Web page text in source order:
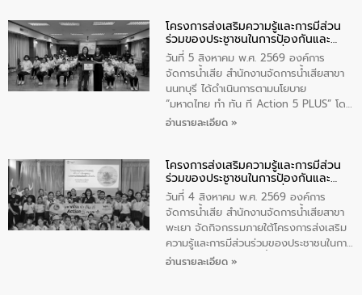
วัดสิงห์ จังหวัดชัยนาท โดยมีนายแสงชัย
สุขชื่น นายกเทศมนตรีตำบลวัดสิงห์ คณะผู้
บริหารเทศบาลตำบลวัดสิงห์ ผู้นำชุมชน และ
ประชาชนในพื้นที่เทศบาลตำบลวัดสิงก์ที่มี
ส่วนได้ส่วนเสียในโครงก่อสร้างศูนย์บริหาร
จัดการคุณภาพน้ำเทศบาลตำบลวัดสิงห์
จังหวัดชัยนาท ให้การต้อนรับ
โครงการส่งเสริมความรู้และการมีส่วน
ร่วมของประชาชนในการป้องกันและ
แก้ไขปัญหาน้ำเสียอย่างยั่งยืน
วันที่ 5 สิงหาคม พ.ศ. 2569 องค์การ
จัดการน้ำเสีย สำนักงานจัดการน้ำเสียสาขา
นนทบุรี ได้ดำเนินการตามนโยบาย
“มหาดไทย ทำ ทัน ที Action 5 PLUS” โดย
จัดโครงการส่งเสริมความรู้และการมีส่วน
“ชุมชนร่วมใจ น้ำใสยั่งยืน” ได้บรรยายให้
ความรู้เกี่ยวกับการจัดการน้ำเสียและการใช้
ถังดักไขมันให้แก่นักเรียนโรงเรียนวัดบ่อ
(นันทวิทยา) เทศบาลนครปากเกร็ด อำเภอ
ปากเกร็ด จังหวัดนนทบุรี จำนวน 30 คน
อ่านรายละเอียด »
โครงการส่งเสริมความรู้และการมีส่วน
ร่วมของประชาชนในการป้องกันและ
แก้ไขปัญหาน้ำเสียอย่างยั่งยืน
วันที่ 4 สิงหาคม พ.ศ. 2569 องค์การ
จัดการน้ำเสีย สำนักงานจัดการน้ำเสียสาขา
พะเยา จัดกิจกรรมภายใต้โครงการส่งเสริม
ความรู้และการมีส่วนร่วมของประชาชนในการ
ป้องกันและแก้ไขปัญหาน้ำเสียอย่างยั่งยืน
อ่านรายละเอียด »